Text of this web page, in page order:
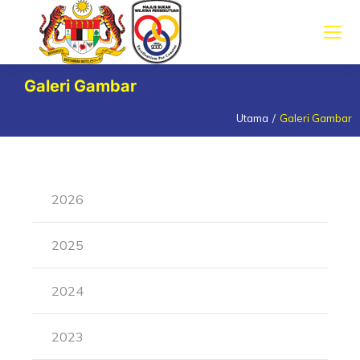
Galeri Gambar
Utama Galeri Gambar
2026
2025
2024
2023